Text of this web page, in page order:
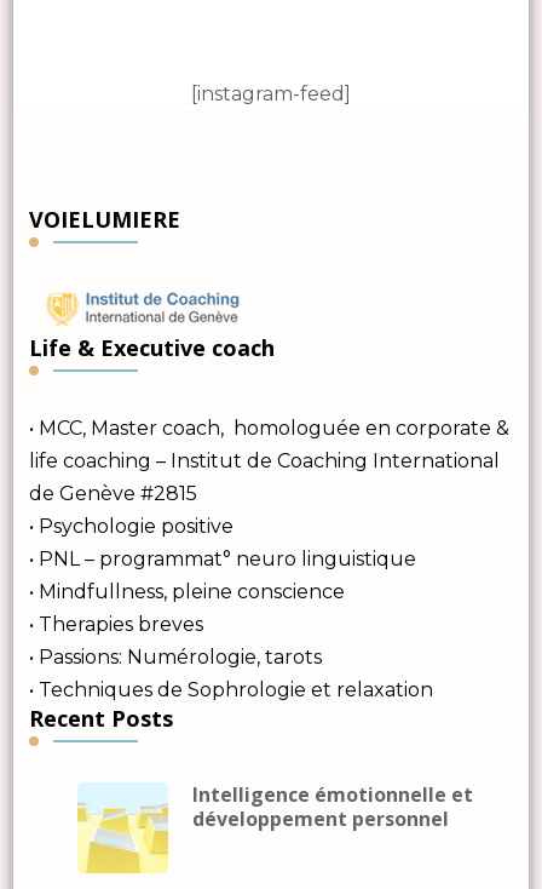
[instagram-feed]
VOIELUMIERE
Life & Executive coach
• MCC, Master coach, homologuée en corporate &
life coaching – Institut de Coaching International
de Genève #2815
• Psychologie positive
• PNL – programmat° neuro linguistique
• Mindfullness, pleine conscience
• Therapies breves
• Passions: Numérologie, tarots
• Techniques de Sophrologie et relaxation
Recent Posts
Intelligence émotionnelle et
développement personnel